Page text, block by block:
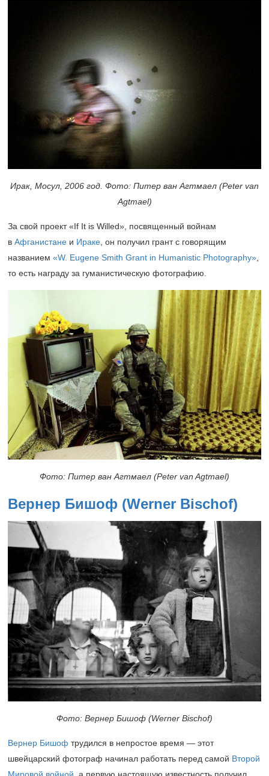
Ирак, Мосул, 2006 год. Фото: Питер ван Агтмаел (Peter van
Agtmael)
За свой проект «If It is Willed», посвященный войнам
в Афганистане и Ираке , он получил грант с говорящим
названием «W. Eugene Smith Grant in Humanistic Photography»
то есть награду за гуманистическую фотографию.
Фото: Питер ван Агтмаел (Peter van Agtmael)
Вернер Бишоф (Werner Bischof)
Фото: Вернер Бишоф (Werner Bischof)
Вернер Бишоф трудился в непростое время — этот
швейцарский фотограф начинал работать перед самой Второй
Мировой войной , а первую настоящую известность получил